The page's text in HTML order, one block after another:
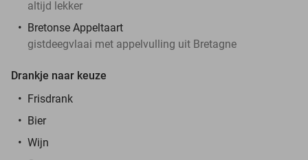
altijd lekker
Bretonse Appeltaart
gistdeegvlaai met appelvulling uit Bretagne
Drankje naar keuze
Frisdrank
Bier
Wijn